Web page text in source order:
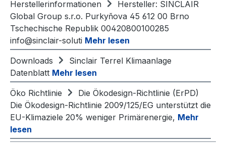
Herstellerinformationen
Hersteller: SINCLAIR
Global Group s.r.o. Purkyňova 45 612 00 Brno
Tschechische Republik 00420800100285
info@sinclair-soluti Mehr lesen
Downloads
Sinclair Terrel Klimaanlage
Datenblatt Mehr lesen
Öko Richtlinie
Die Ökodesign-Richtlinie (ErPD)
Die Ökodesign-Richtlinie 2009/125/EG unterstützt die
EU-Klimaziele 20% weniger Primärenergie, Mehr
lesen